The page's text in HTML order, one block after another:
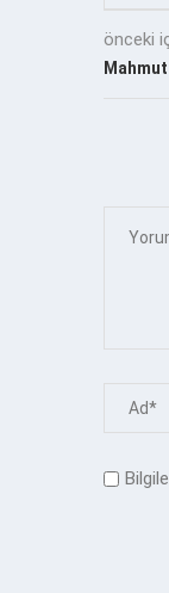
önceki